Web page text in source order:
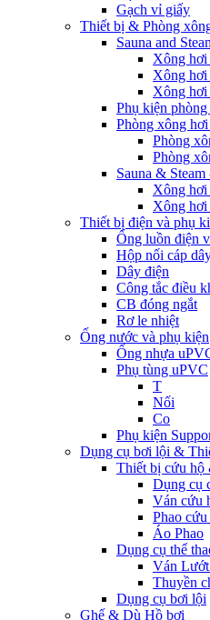
Gạch vỉ giấy
Thiết bị & Phòng
Sauna and
Xông hơi
Xông hơi
Xông hơi
Phụ kiện
Phòng xông hơi
Phòng
Phòng
Sauna &
Xông hơi
Xông hơi
Thiết bị điện và phụ
Ống luồn điện
Hộp nối cáp
Dây điện
Công tắc điều
CB đóng ngắt
Rơ le nhiệt
Ống nước và phụ kiện
Ống nhựa
Phụ tùng uPVC
T
Nối
Co
Phụ kiện
Dụng cụ bơi lội &
Thiết bị cứu hộ
Dụng cụ
Ván cứu
Phao
Áo Phao
Dụng cụ thể
Ván Lướt
Thuyền
Dụng cụ bơi lội
Ghế & Dù Hồ bơi